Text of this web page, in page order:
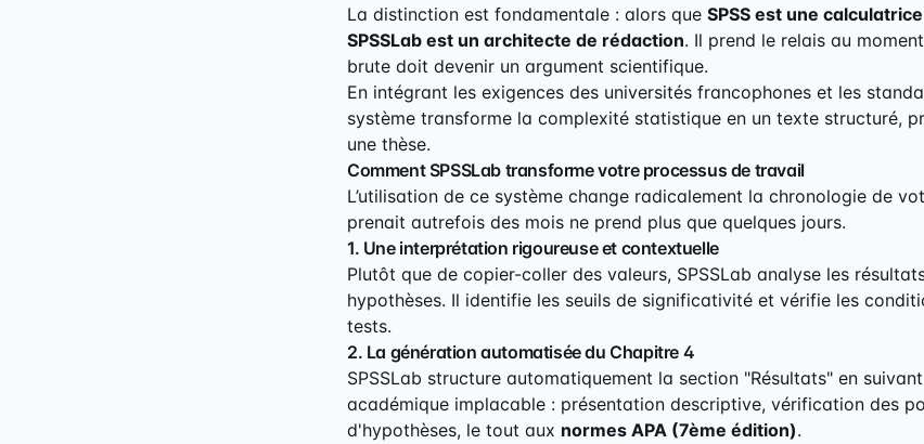
La distinction est fondamentale : alors que SPSS est une
SPSSLab est un architecte de rédaction. Il prend le relais au
brute doit devenir un argument scientifique.
En intégrant les exigences des universités francophones et les
système transforme la complexité statistique en un texte structuré,
une thèse.
Comment SPSSLab transforme votre processus de travail
L’utilisation de ce système change radicalement la chronologie de
prenait autrefois des mois ne prend plus que quelques jours.
1. Une interprétation rigoureuse et contextuelle
Plutôt que de copier-coller des valeurs, SPSSLab analyse les
hypothèses. Il identifie les seuils de significativité et vérifie les
tests.
2. La génération automatisée du Chapitre 4
SPSSLab structure automatiquement la section "Résultats" en
académique implacable : présentation descriptive, vérification des
d'hypothèses, le tout aux normes APA (7ème édition).